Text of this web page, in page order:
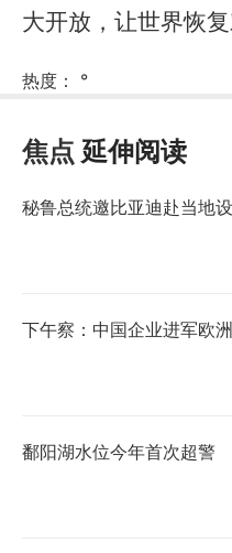
大开放，让世界恢复
热度： °
焦点 延伸阅读
秘鲁总统邀比亚迪赴当地
下午察：中国企业进军欧
鄱阳湖水位今年首次超警